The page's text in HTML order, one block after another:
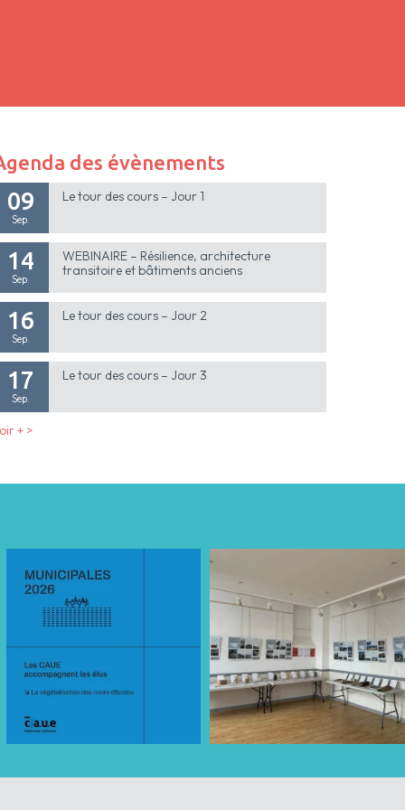
des évènements
09
Sep.
Le tour des cours – Jour 1
14
Sep.
WEBINAIRE – Résilience, architecture
transitoire et bâtiments anciens
16
Sep.
Le tour des cours – Jour 2
17
Sep.
Le tour des cours – Jour 3
+ >